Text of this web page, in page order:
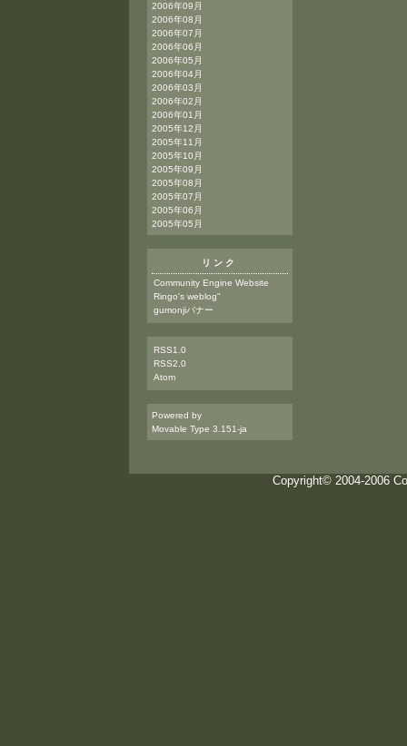
2006年09月
2006年08月
2006年07月
2006年06月
2006年05月
2006年04月
2006年03月
2006年02月
2006年01月
2005年12月
2005年11月
2005年10月
2005年09月
2005年08月
2005年07月
2005年06月
2005年05月
リンク
Community Engine Website
Ringo's weblog"
gumonjiバナー
RSS1.0
RSS2.0
Atom
Powered by
Movable Type 3.151-ja
Copyright© 2004-2006